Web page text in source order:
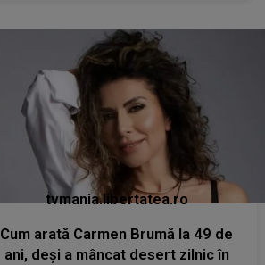
tvmania.libertatea.ro
Cum arată Carmen Brumă la 49 de
ani, deși a mâncat desert zilnic în